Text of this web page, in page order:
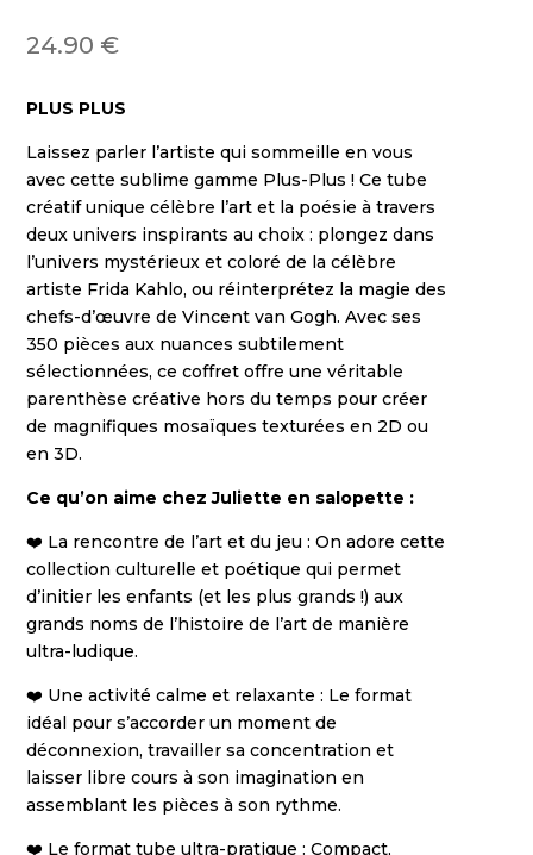
24.90 €
PLUS PLUS
Laissez parler l’artiste qui sommeille en vous
avec cette sublime gamme Plus-Plus ! Ce tube
créatif unique célèbre l’art et la poésie à travers
deux univers inspirants au choix : plongez dans
l’univers mystérieux et coloré de la célèbre
artiste Frida Kahlo, ou réinterprétez la magie des
chefs-d’œuvre de Vincent van Gogh. Avec ses
350 pièces aux nuances subtilement
sélectionnées, ce coffret offre une véritable
parenthèse créative hors du temps pour créer
de magnifiques mosaïques texturées en 2D ou
en 3D.
Ce qu’on aime chez Juliette en salopette :
❤️ La rencontre de l’art et du jeu : On adore cette
collection culturelle et poétique qui permet
d’initier les enfants (et les plus grands !) aux
grands noms de l’histoire de l’art de manière
ultra-ludique.
❤️ Une activité calme et relaxante : Le format
idéal pour s’accorder un moment de
déconnexion, travailler sa concentration et
laisser libre cours à son imagination en
assemblant les pièces à son rythme.
❤️ Le format tube ultra-pratique : Compact,